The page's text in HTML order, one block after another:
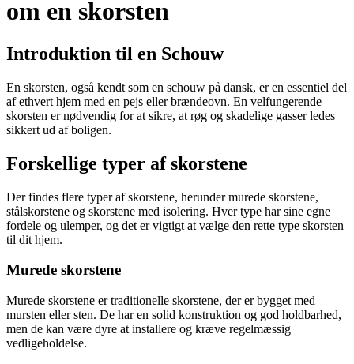
om en skorsten
Introduktion til en Schouw
En skorsten, også kendt som en schouw på dansk, er en essentiel del
af ethvert hjem med en pejs eller brændeovn. En velfungerende
skorsten er nødvendig for at sikre, at røg og skadelige gasser ledes
sikkert ud af boligen.
Forskellige typer af skorstene
Der findes flere typer af skorstene, herunder murede skorstene,
stålskorstene og skorstene med isolering. Hver type har sine egne
fordele og ulemper, og det er vigtigt at vælge den rette type skorsten
til dit hjem.
Murede skorstene
Murede skorstene er traditionelle skorstene, der er bygget med
mursten eller sten. De har en solid konstruktion og god holdbarhed,
men de kan være dyre at installere og kræve regelmæssig
vedligeholdelse.